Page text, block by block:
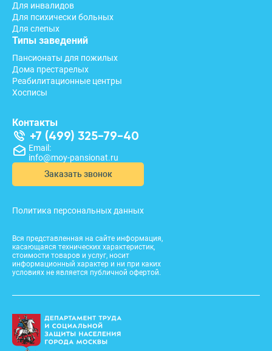
Вся представленная на сайте информация,
касающаяся технических характеристик,
стоимости товаров и услуг, носит
информационный характер и ни при каких
условиях не является публичной офертой.
Для инвалидов
Для психически больных
Для слепых
Типы заведений
Пансионаты для пожилых
Дома престарелых
Реабилитационные центры
Хосписы
Контакты
+7 (499) 325-79-40
Email:
info@moy-pansionat.ru
Заказать звонок
Политика персональных данных